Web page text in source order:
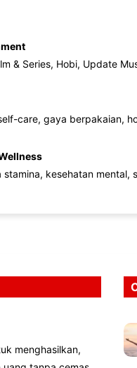
& Series, Hobi, Update
care, gaya berpakaian,
stamina, kesehatan mental,
menghasilkan,